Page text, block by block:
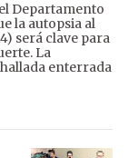
Departamento
la autopsia al
será clave para
La
enterrada